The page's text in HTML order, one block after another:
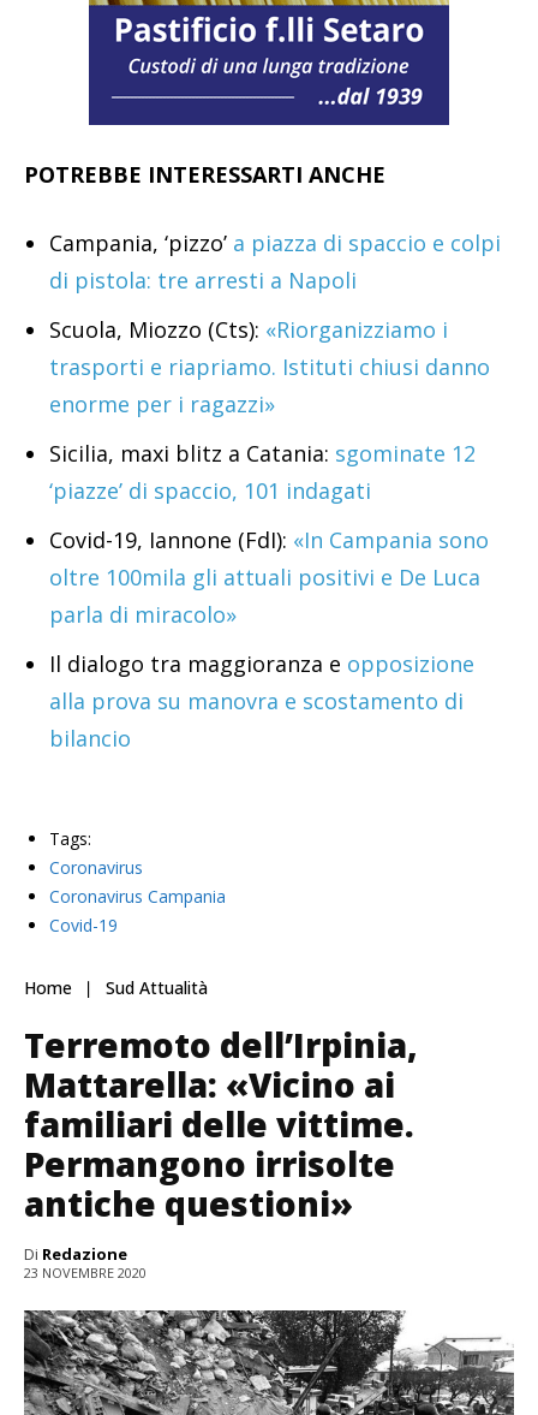
POTREBBE INTERESSARTI ANCHE
Campania, ‘pizzo’ a piazza di spaccio e colpi
di pistola: tre arresti a Napoli
Scuola, Miozzo (Cts): «Riorganizziamo i
trasporti e riapriamo. Istituti chiusi danno
enorme per i ragazzi»
Sicilia, maxi blitz a Catania: sgominate 12
‘piazze’ di spaccio, 101 indagati
Covid-19, Iannone (FdI): «In Campania sono
oltre 100mila gli attuali positivi e De Luca
parla di miracolo»
Il dialogo tra maggioranza e opposizione
alla prova su manovra e scostamento di
bilancio
Tags:
Coronavirus
Coronavirus Campania
Covid-19
Home Sud Attualità
Terremoto dell’Irpinia,
Mattarella: «Vicino ai
familiari delle vittime.
Permangono irrisolte
antiche questioni»
Di Redazione
23 NOVEMBRE 2020